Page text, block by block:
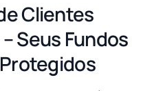
Clientes
Seus Fundos